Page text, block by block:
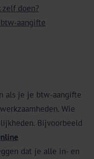
doen?
aangifte
als je je btw-aangifte
Wie
Bijvoorbeeld
dat je alle in- en